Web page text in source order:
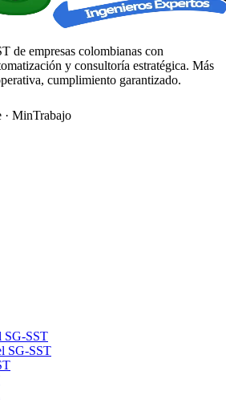
de empresas colombianas con
y consultoría estratégica. Más
cumplimiento garantizado.
· MinTrabajo
SG-SST
SG-SST